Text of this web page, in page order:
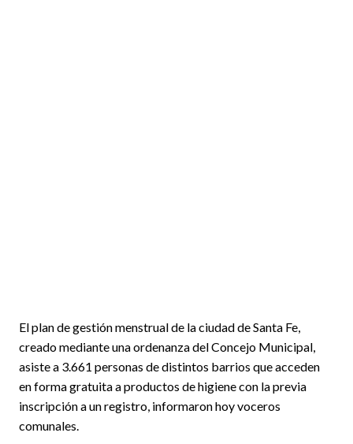
El plan de gestión menstrual de la ciudad de Santa Fe,
creado mediante una ordenanza del Concejo Municipal,
asiste a 3.661 personas de distintos barrios que acceden
en forma gratuita a productos de higiene con la previa
inscripción a un registro, informaron hoy voceros
comunales.